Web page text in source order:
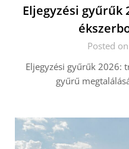
Eljegyzési gyűrűk
Posted
Eljegyzési gyűrűk 2026:
gyűrű